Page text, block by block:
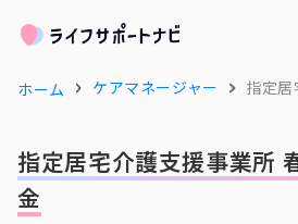
ホーム ケアマネージャー 指定居
指定居宅介護支援事業所
金